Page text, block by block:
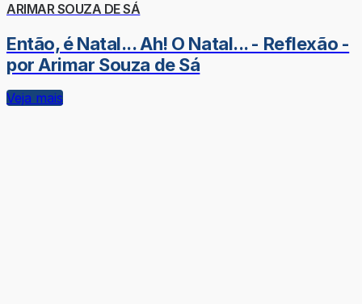
ARIMAR SOUZA DE SÁ
Então, é Natal... Ah! O Natal... - Reflexão -
por Arimar Souza de Sá
Veja mais